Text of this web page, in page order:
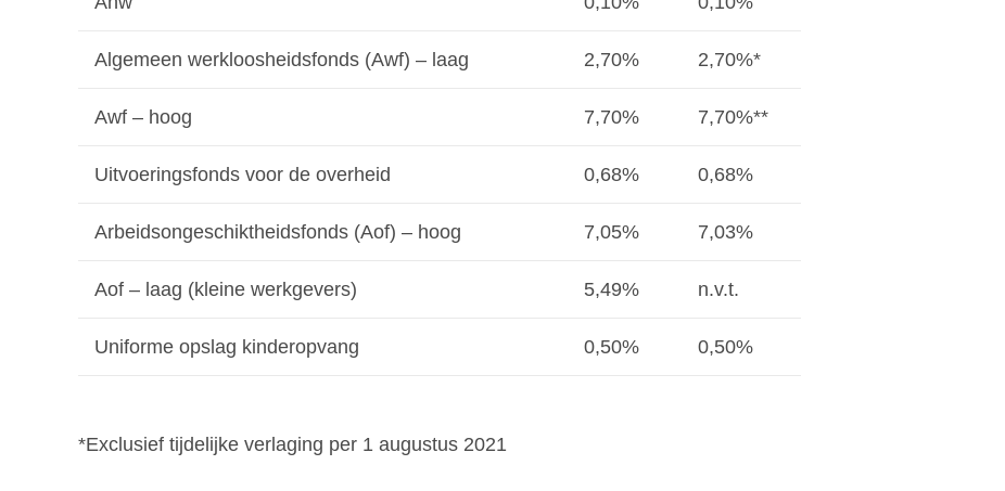
Algemeen werkloosheidsfonds (Awf) – laag 2,70% 2,70%*
Awf – hoog 7,70% 7,70%**
Uitvoeringsfonds voor de overheid 0,68% 0,68%
Arbeidsongeschiktheidsfonds (Aof) – hoog 7,05% 7,03%
Aof – laag (kleine werkgevers) 5,49% n.v.t.
Uniforme opslag kinderopvang 0,50% 0,50%
*Exclusief tijdelijke verlaging per 1 augustus 2021